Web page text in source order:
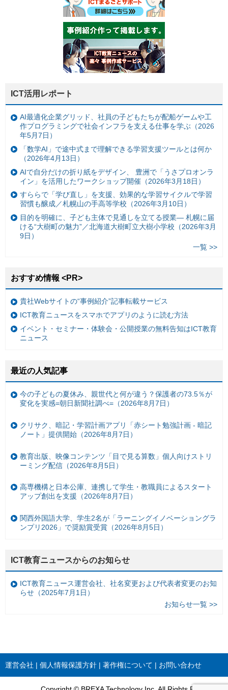
ICT活用レポート
AI最適化企業グリッド、社員の子どもたちが配船ゲームや工
作プログラミングで社会インフラを支える仕事を学ぶ（2026
年5月7日）
「数学AI」で途中式まで理解できる学習支援ツールとは何か
（2026年4月13日）
AIで自分だけの折り紙をデザイン、 豊洲で「うさプロオンラ
イン」を活用したワークショップ開催（2026年3月18日）
すららで「学び直し」を支援、効果的な学習サイクルで学習
習慣も醸成／札幌山の手高等学校（2026年3月10日）
目的を明確に、子ども主体で見通しを立てる授業— 札幌に届
ける“大樹町の魅力”／北海道大樹町立大樹小学校（2026年3月
9日）
一覧 >>
おすすめ情報 <PR>
貴社Webサイトの“事例紹介”記事転載サービス
ICT教育ニュースをスマホでアプリのように読む方法
イベント・セミナー・体験会・公開授業の無料告知はICT教育
ニュース
最近の人気記事
今の子どもの夏休み、親世代と何が違う？保護者の73.5％が
変化を実感=朝日新聞社調べ=（2026年8月7日）
クリサク、暗記・学習計画アプリ「赤シート勉強計画 - 暗記
ノート」提供開始（2026年8月7日）
教育出版、映像コンテンツ「目で見る算数」個人向けストリ
ーミング配信（2026年8月5日）
高専機構と日本公庫、連携して学生・教職員によるスタート
アップ創出を支援（2026年8月7日）
関西外国語大学、学生2名が「ラーニングイノベーショングラ
ンプリ2026」で奨励賞受賞（2026年8月5日）
ICT教育ニュースからのお知らせ
ICT教育ニュース運営会社、社名変更および代表者変更のお知
らせ（2025年7月1日）
お知らせ一覧 >>
運営会社 個人情報保護方針 著作権について お問い合わせ